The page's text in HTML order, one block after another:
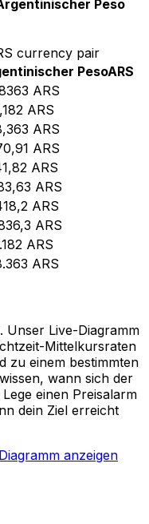
Peso
currency pair
PesoARS
ARS
ARS
ARS
ARS
ARS
ARS
ARS
ARS
ARS
ARS
Unser Live-Diagramm
Mittelkursraten
zu einem bestimmten
wann sich der
einen Preisalarm
dein Ziel erreicht
anzeigen